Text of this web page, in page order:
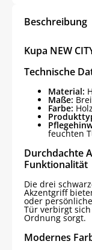
Beschreibung
Kupa NEW
Technische
Material:
Maße:
Farbe:
feuchten
Durchdachte
Funktionalität
Die drei
Akzentgriff
oder
Tür verbirgt
Ordnung sorgt.
Modernes